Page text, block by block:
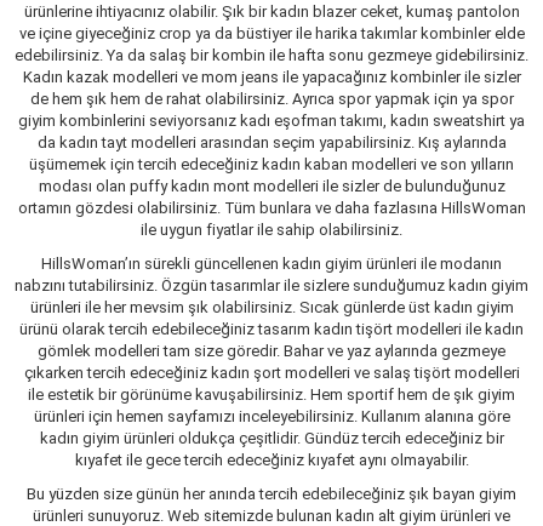
ürünlerine ihtiyacınız olabilir. Şık bir kadın blazer ceket, kumaş pantolon
ve içine giyeceğiniz crop ya da büstiyer ile harika takımlar kombinler elde
edebilirsiniz. Ya da salaş bir kombin ile hafta sonu gezmeye gidebilirsiniz.
Kadın kazak modelleri ve mom jeans ile yapacağınız kombinler ile sizler
de hem şık hem de rahat olabilirsiniz. Ayrıca spor yapmak için ya spor
giyim kombinlerini seviyorsanız kadı eşofman takımı, kadın sweatshirt ya
da kadın tayt modelleri arasından seçim yapabilirsiniz. Kış aylarında
üşümemek için tercih edeceğiniz kadın kaban modelleri ve son yılların
modası olan puffy kadın mont modelleri ile sizler de bulunduğunuz
ortamın gözdesi olabilirsiniz. Tüm bunlara ve daha fazlasına HillsWoman
ile uygun fiyatlar ile sahip olabilirsiniz.
HillsWoman’ın sürekli güncellenen kadın giyim ürünleri ile modanın
nabzını tutabilirsiniz. Özgün tasarımlar ile sizlere sunduğumuz kadın giyim
ürünleri ile her mevsim şık olabilirsiniz. Sıcak günlerde üst kadın giyim
ürünü olarak tercih edebileceğiniz tasarım kadın tişört modelleri ile kadın
gömlek modelleri tam size göredir. Bahar ve yaz aylarında gezmeye
çıkarken tercih edeceğiniz kadın şort modelleri ve salaş tişört modelleri
ile estetik bir görünüme kavuşabilirsiniz. Hem sportif hem de şık giyim
ürünleri için hemen sayfamızı inceleyebilirsiniz. Kullanım alanına göre
kadın giyim ürünleri oldukça çeşitlidir. Gündüz tercih edeceğiniz bir
kıyafet ile gece tercih edeceğiniz kıyafet aynı olmayabilir.
Bu yüzden size günün her anında tercih edebileceğiniz şık bayan giyim
ürünleri sunuyoruz. Web sitemizde bulunan kadın alt giyim ürünleri ve